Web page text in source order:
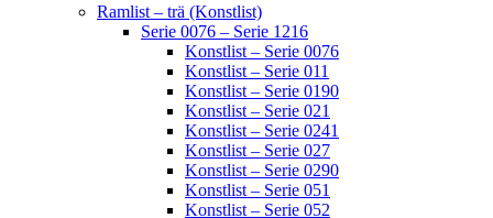
Ramlist – trä (Konstlist)
Serie 0076 – Serie 1216
Konstlist – Serie 0076
Konstlist – Serie 011
Konstlist – Serie 0190
Konstlist – Serie 021
Konstlist – Serie 0241
Konstlist – Serie 027
Konstlist – Serie 0290
Konstlist – Serie 051
Konstlist – Serie 052